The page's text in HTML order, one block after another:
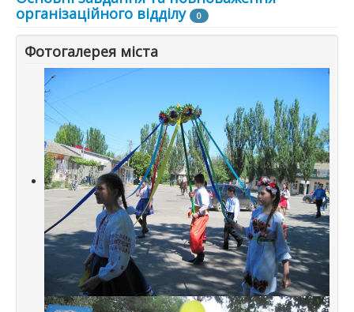
організаційного відділу
0
Фотогалерея міста